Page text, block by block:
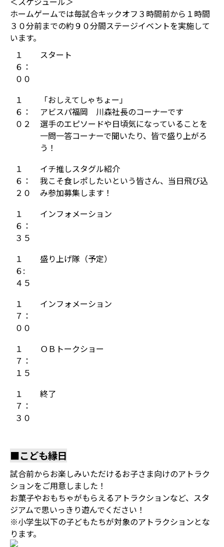
ホームゲームでは毎試合キックオフ３時間前から１時間
３０分前までの約９０分間ステージイベントを実施して
います。
１
６：
００
スタート
１
６：
０２
「おしえてしゃちょー」
アビスパ福岡 川森社長のコーナーです
選手のエピソードや日頃気になっていることを
一問一答コーナーで聞いたり、皆で盛り上がろ
う！
１
６：
２０
イチ推しスタグル紹介
我こそ食レポしたいという皆さん、当日飛び込
み参加募集します！
１
６：
３５
インフォメーション
１
６:
４５
盛り上げ隊（予定）
１
７：
００
インフォメーション
１
７：
１５
ＯＢトークショー
１
７：
３０
終了
■こども縁日
試合前からお楽しみいただけるお子さま向けのアトラク
ションをご用意しました！
お菓子やおもちゃがもらえるアトラクションなど、スタ
ジアムで思いっきり遊んでください！
※小学生以下の子どもたちが対象のアトラクションとな
ります。